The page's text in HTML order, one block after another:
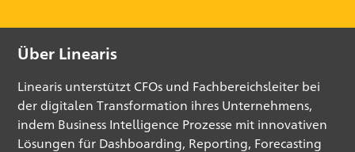
Über Linearis
Linearis unterstützt CFOs und Fachbereichsleiter bei
der digitalen Transformation ihres Unternehmens,
indem Business Intelligence Prozesse mit innovativen
Lösungen für Dashboarding, Reporting, Forecasting